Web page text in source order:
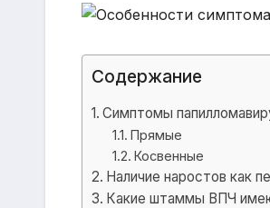
Содержание
Симптомы
Прямые
Косвенные
Наличие наростов как
Какие штаммы ВПЧ